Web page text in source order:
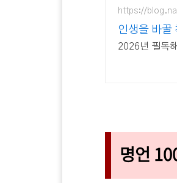
https://
인생을 바꿀
2026년 필독
명언